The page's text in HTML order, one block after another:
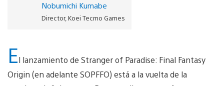
Nobumichi Kumabe
Director, Koei Tecmo Games
El lanzamiento de Stranger of Paradise: Final Fantasy
Origin (en adelante SOPFFO) está a la vuelta de la